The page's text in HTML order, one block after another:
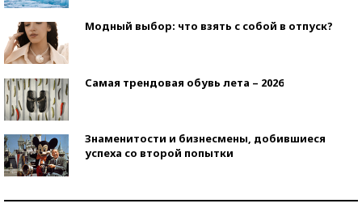
Модный выбор: что взять с собой в отпуск?
Самая трендовая обувь лета – 2026
Знаменитости и бизнесмены, добившиеся
успеха со второй попытки